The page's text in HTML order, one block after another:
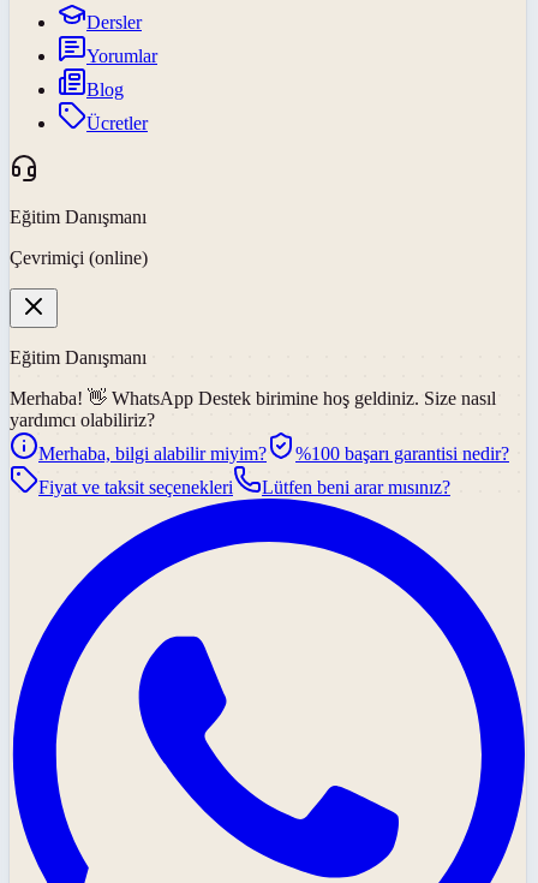
Dersler
Yorumlar
Blog
Ücretler
Eğitim Danışmanı
Çevrimiçi (online)
Eğitim Danışmanı
Merhaba! 👋 WhatsApp Destek birimine hoş geldiniz. Size nasıl
yardımcı olabiliriz?
Merhaba, bilgi alabilir miyim?
%100 başarı garantisi nedir?
Fiyat ve taksit seçenekleri
Lütfen beni arar mısınız?